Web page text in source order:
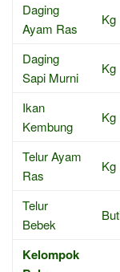
Daging
Ayam Ras
Kg
Daging
Sapi Murni
Kg
Ikan
Kembung
Kg
Telur Ayam
Ras
Kg
Telur
Bebek
Kelompok